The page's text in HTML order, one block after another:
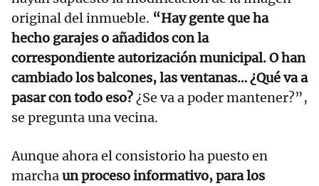
original del inmueble. “Hay gente que ha
hecho garajes o añadidos con la
correspondiente autorización municipal. O han
cambiado los balcones, las ventanas… ¿Qué va a
pasar con todo eso?¿Se va a poder mantener?”,
se pregunta una vecina.
Aunque ahora el consistorio ha puesto en
marchaun proceso informativo, para los